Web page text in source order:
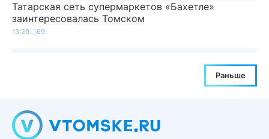
Татарская сеть супермаркетов «Бахетле»
заинтересовалась Томском
13:20 69
Раньше